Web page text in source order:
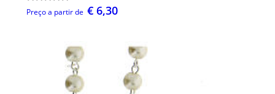
Preço a partir de € 6,30